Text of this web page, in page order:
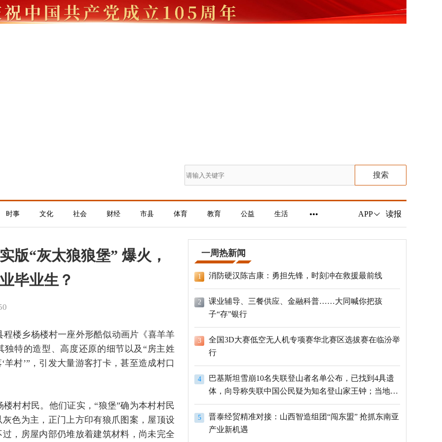
搜索
时事 文化 社会 财经 市县 体育 教育 公益 生活 APP 读报
版“灰太狼狼堡” 爆火，
毕业生？
楼乡杨楼村一座外形酷似动画片《喜羊羊
特的造型、高度还原的细节以及“房主姓
村’”，引发大量游客打卡，甚至造成村口
村村民。他们证实，“狼堡”确为本村村民
色为主，正门上方印有狼爪图案，屋顶设
，房屋内部仍堆放着建筑材料，尚未完全
一周热新闻
1 消防硬汉陈吉康：勇担先锋，时刻冲在救援最前线
2
课业辅导、三餐供应、金融科普……大同喊你把孩
子“存”银行
3
全国3D大赛低空无人机专项赛华北赛区选拔赛在临汾举
行
4
巴基斯坦雪崩10名失联登山者名单公布，已找到4具遗
体，向导称失联中国公民疑为知名登山家王钟；当地官
员：已定位到3个追踪器
5
晋泰经贸精准对接：山西智造组团“闯东盟” 抢抓东南亚
产业新机遇